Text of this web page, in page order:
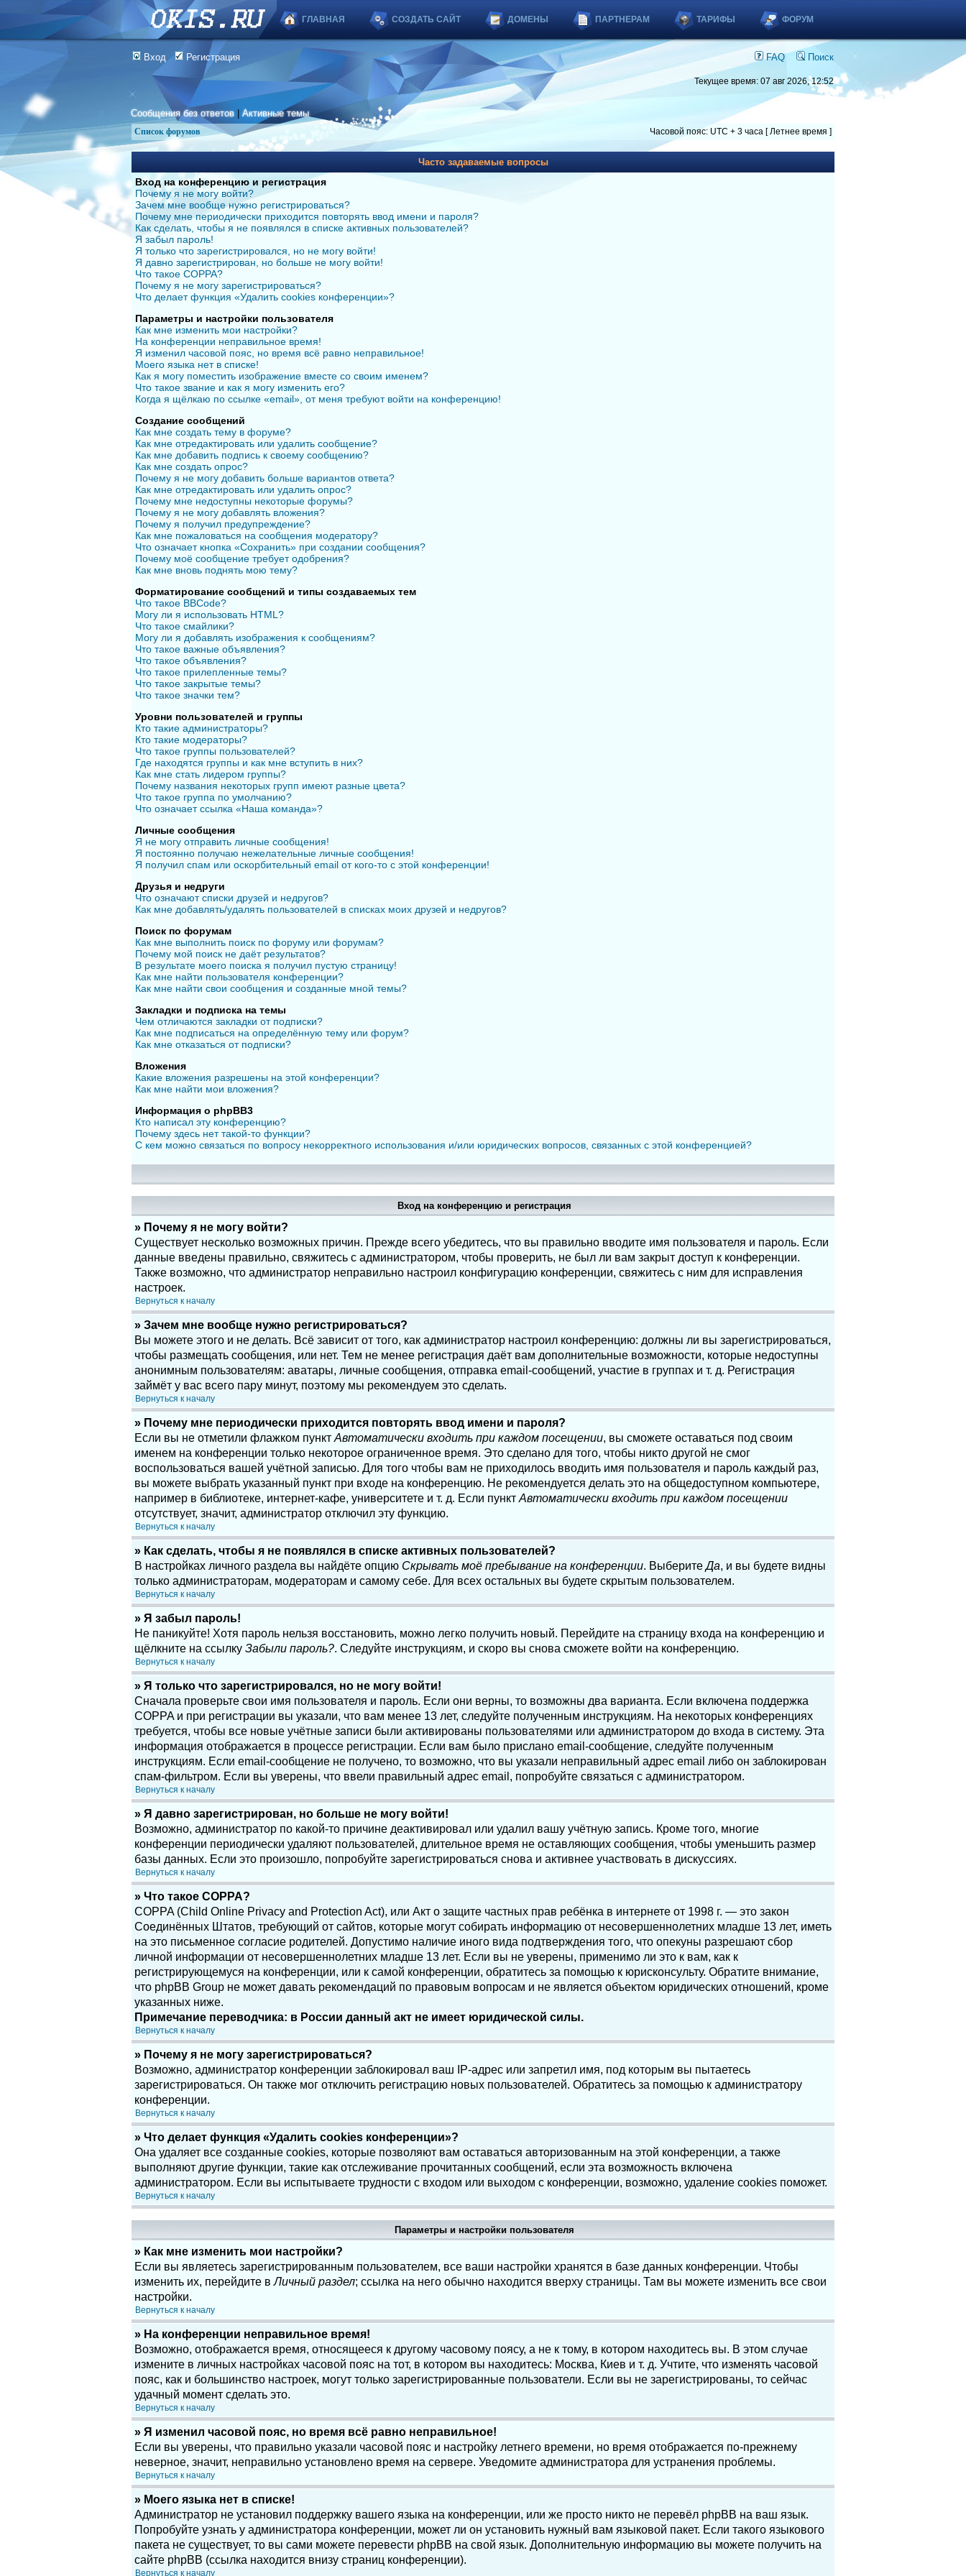
ГЛАВНАЯ СОЗДАТЬ САЙТ ДОМЕНЫ ПАРТНЕРАМ ТАРИФЫ ФОРУМ
Вход Регистрация FAQ Поиск
Текущее время: 07 авг 2026, 12:52
Сообщения без ответов |Активные темы
Список форумов Часовой пояс: UTC + 3 часа [ Летнее время ]
Часто задаваемые вопросы
Вход на конференцию и регистрация
Почему я не могу войти?
Зачем мне вообще нужно регистрироваться?
Почему мне периодически приходится повторять ввод имени и пароля?
Как сделать, чтобы я не появлялся в списке активных пользователей?
Я забыл пароль!
Я только что зарегистрировался, но не могу войти!
Я давно зарегистрирован, но больше не могу войти!
Что такое COPPA?
Почему я не могу зарегистрироваться?
Что делает функция «Удалить cookies конференции»?
Параметры и настройки пользователя
Как мне изменить мои настройки?
На конференции неправильное время!
Я изменил часовой пояс, но время всё равно неправильное!
Моего языка нет в списке!
Как я могу поместить изображение вместе со своим именем?
Что такое звание и как я могу изменить его?
Когда я щёлкаю по ссылке «email», от меня требуют войти на конференцию!
Создание сообщений
Как мне создать тему в форуме?
Как мне отредактировать или удалить сообщение?
Как мне добавить подпись к своему сообщению?
Как мне создать опрос?
Почему я не могу добавить больше вариантов ответа?
Как мне отредактировать или удалить опрос?
Почему мне недоступны некоторые форумы?
Почему я не могу добавлять вложения?
Почему я получил предупреждение?
Как мне пожаловаться на сообщения модератору?
Что означает кнопка «Сохранить» при создании сообщения?
Почему моё сообщение требует одобрения?
Как мне вновь поднять мою тему?
Форматирование сообщений и типы создаваемых тем
Что такое BBCode?
Могу ли я использовать HTML?
Что такое смайлики?
Могу ли я добавлять изображения к сообщениям?
Что такое важные объявления?
Что такое объявления?
Что такое прилепленные темы?
Что такое закрытые темы?
Что такое значки тем?
Уровни пользователей и группы
Кто такие администраторы?
Кто такие модераторы?
Что такое группы пользователей?
Где находятся группы и как мне вступить в них?
Как мне стать лидером группы?
Почему названия некоторых групп имеют разные цвета?
Что такое группа по умолчанию?
Что означает ссылка «Наша команда»?
Личные сообщения
Я не могу отправить личные сообщения!
Я постоянно получаю нежелательные личные сообщения!
Я получил спам или оскорбительный email от кого-то с этой конференции!
Друзья и недруги
Что означают списки друзей и недругов?
Как мне добавлять/удалять пользователей в списках моих друзей и недругов?
Поиск по форумам
Как мне выполнить поиск по форуму или форумам?
Почему мой поиск не даёт результатов?
В результате моего поиска я получил пустую страницу!
Как мне найти пользователя конференции?
Как мне найти свои сообщения и созданные мной темы?
Закладки и подписка на темы
Чем отличаются закладки от подписки?
Как мне подписаться на определённую тему или форум?
Как мне отказаться от подписки?
Вложения
Какие вложения разрешены на этой конференции?
Как мне найти мои вложения?
Информация о phpBB3
Кто написал эту конференцию?
Почему здесь нет такой-то функции?
С кем можно связаться по вопросу некорректного использования и/или юридических вопросов, связанных с этой конференцией?
Вход на конференцию и регистрация
» Почему я не могу войти?
Существует несколько возможных причин. Прежде всего убедитесь, что вы правильно вводите имя пользователя и пароль. Если
данные введены правильно, свяжитесь с администратором, чтобы проверить, не был ли вам закрыт доступ к конференции.
Также возможно, что администратор неправильно настроил конфигурацию конференции, свяжитесь с ним для исправления
настроек.
Вернуться к началу
» Зачем мне вообще нужно регистрироваться?
Вы можете этого и не делать. Всё зависит от того, как администратор настроил конференцию: должны ли вы зарегистрироваться,
чтобы размещать сообщения, или нет. Тем не менее регистрация даёт вам дополнительные возможности, которые недоступны
анонимным пользователям: аватары, личные сообщения, отправка email-сообщений, участие в группах и т. д. Регистрация
займёт у вас всего пару минут, поэтому мы рекомендуем это сделать.
Вернуться к началу
» Почему мне периодически приходится повторять ввод имени и пароля?
Если вы не отметили флажком пункт Автоматически входить при каждом посещении, вы сможете оставаться под своим
именем на конференции только некоторое ограниченное время. Это сделано для того, чтобы никто другой не смог
воспользоваться вашей учётной записью. Для того чтобы вам не приходилось вводить имя пользователя и пароль каждый раз,
вы можете выбрать указанный пункт при входе на конференцию. Не рекомендуется делать это на общедоступном компьютере,
например в библиотеке, интернет-кафе, университете и т. д. Если пункт Автоматически входить при каждом посещении
отсутствует, значит, администратор отключил эту функцию.
Вернуться к началу
» Как сделать, чтобы я не появлялся в списке активных пользователей?
В настройках личного раздела вы найдёте опцию Скрывать моё пребывание на конференции. ВыберитеДа, и вы будете видны
только администраторам, модераторам и самому себе. Для всех остальных вы будете скрытым пользователем.
Вернуться к началу
» Я забыл пароль!
Не паникуйте! Хотя пароль нельзя восстановить, можно легко получить новый. Перейдите на страницу входа на конференцию и
щёлкните на ссылку Забыли пароль?. Следуйте инструкциям, и скоро вы снова сможете войти на конференцию.
Вернуться к началу
» Я только что зарегистрировался, но не могу войти!
Сначала проверьте свои имя пользователя и пароль. Если они верны, то возможны два варианта. Если включена поддержка
COPPA и при регистрации вы указали, что вам менее 13 лет, следуйте полученным инструкциям. На некоторых конференциях
требуется, чтобы все новые учётные записи были активированы пользователями или администратором до входа в систему. Эта
информация отображается в процессе регистрации. Если вам было прислано email-сообщение, следуйте полученным
инструкциям. Если email-сообщение не получено, то возможно, что вы указали неправильный адрес email либо он заблокирован
спам-фильтром. Если вы уверены, что ввели правильный адрес email, попробуйте связаться с администратором.
Вернуться к началу
» Я давно зарегистрирован, но больше не могу войти!
Возможно, администратор по какой-то причине деактивировал или удалил вашу учётную запись. Кроме того, многие
конференции периодически удаляют пользователей, длительное время не оставляющих сообщения, чтобы уменьшить размер
базы данных. Если это произошло, попробуйте зарегистрироваться снова и активнее участвовать в дискуссиях.
Вернуться к началу
» Что такое COPPA?
COPPA (Child Online Privacy and Protection Act), или Акт о защите частных прав ребёнка в интернете от 1998 г. — это закон
Соединённых Штатов, требующий от сайтов, которые могут собирать информацию от несовершеннолетних младше 13 лет, иметь
на это письменное согласие родителей. Допустимо наличие иного вида подтверждения того, что опекуны разрешают сбор
личной информации от несовершеннолетних младше 13 лет. Если вы не уверены, применимо ли это к вам, как к
регистрирующемуся на конференции, или к самой конференции, обратитесь за помощью к юрисконсульту. Обратите внимание,
что phpBB Group не может давать рекомендаций по правовым вопросам и не является объектом юридических отношений, кроме
указанных ниже.
Примечание переводчика: в России данный акт не имеет юридической силы.
Вернуться к началу
» Почему я не могу зарегистрироваться?
Возможно, администратор конференции заблокировал ваш IP-адрес или запретил имя, под которым вы пытаетесь
зарегистрироваться. Он также мог отключить регистрацию новых пользователей. Обратитесь за помощью к администратору
конференции.
Вернуться к началу
» Что делает функция «Удалить cookies конференции»?
Она удаляет все созданные cookies, которые позволяют вам оставаться авторизованным на этой конференции, а также
выполняют другие функции, такие как отслеживание прочитанных сообщений, если эта возможность включена
администратором. Если вы испытываете трудности с входом или выходом с конференции, возможно, удаление cookies поможет.
Вернуться к началу
Параметры и настройки пользователя
» Как мне изменить мои настройки?
Если вы являетесь зарегистрированным пользователем, все ваши настройки хранятся в базе данных конференции. Чтобы
изменить их, перейдите вЛичный раздел; ссылка на него обычно находится вверху страницы. Там вы можете изменить все свои
настройки.
Вернуться к началу
» На конференции неправильное время!
Возможно, отображается время, относящееся к другому часовому поясу, а не к тому, в котором находитесь вы. В этом случае
измените в личных настройках часовой пояс на тот, в котором вы находитесь: Москва, Киев и т. д. Учтите, что изменять часовой
пояс, как и большинство настроек, могут только зарегистрированные пользователи. Если вы не зарегистрированы, то сейчас
удачный момент сделать это.
Вернуться к началу
» Я изменил часовой пояс, но время всё равно неправильное!
Если вы уверены, что правильно указали часовой пояс и настройку летнего времени, но время отображается по-прежнему
неверное, значит, неправильно установлено время на сервере. Уведомите администратора для устранения проблемы.
Вернуться к началу
» Моего языка нет в списке!
Администратор не установил поддержку вашего языка на конференции, или же просто никто не перевёл phpBB на ваш язык.
Попробуйте узнать у администратора конференции, может ли он установить нужный вам языковой пакет. Если такого языкового
пакета не существует, то вы сами можете перевести phpBB на свой язык. Дополнительную информацию вы можете получить на
сайте phpBB (ссылка находится внизу страниц конференции).
Вернуться к началу